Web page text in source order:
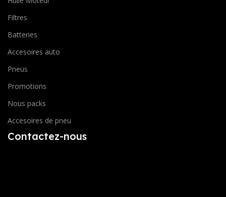
Filtres
Batteries
Accesoires auto
Pneus
Promotions
Nous packs
Accesoires de pneu
Contactez-nous